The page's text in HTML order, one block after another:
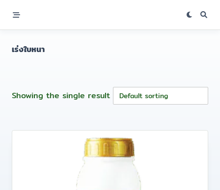
content
เร่งใบหนา
Showing the single result